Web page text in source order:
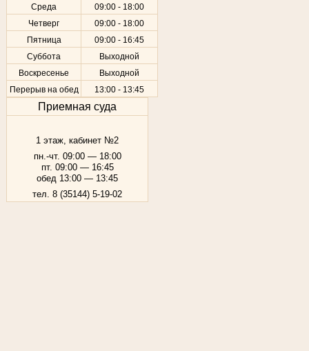
Среда
09:00 - 18:00
Четверг
09:00 - 18:00
Пятница
09:00 - 16:45
Суббота
Выходной
Воскресенье
Выходной
Перерыв на обед
13:00 - 13:45
Приемная суда
1 этаж, кабинет №2
пн.-чт. 09:00 — 18:00
пт. 09:00 — 16:45
обед 13:00 — 13:45
тел. 8 (35144) 5-19-02